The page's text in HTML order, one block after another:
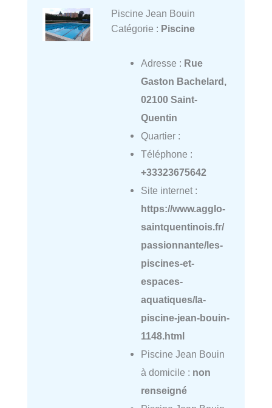
Piscine Jean Bouin
Catégorie : Piscine
Adresse : Rue
Gaston Bachelard,
02100 Saint-
Quentin
Quartier :
Téléphone :
+33323675642
Site internet :
https://www.agglo-
saintquentinois.fr/
passionnante/les-
piscines-et-
espaces-
aquatiques/la-
piscine-jean-bouin-
1148.html
Piscine Jean Bouin
à domicile : non
renseigné